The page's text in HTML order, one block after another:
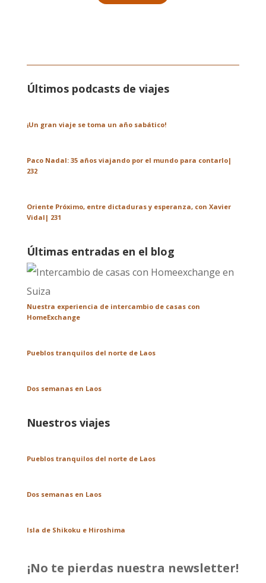
Últimos podcasts de viajes
¡Un gran viaje se toma un año sabático!
Paco Nadal: 35 años viajando por el mundo para contarlo|
232
Oriente Próximo, entre dictaduras y esperanza, con Xavier
Vidal| 231
Últimas entradas en el blog
Nuestra experiencia de intercambio de casas con
HomeExchange
Pueblos tranquilos del norte de Laos
Dos semanas en Laos
Nuestros viajes
Pueblos tranquilos del norte de Laos
Dos semanas en Laos
Isla de Shikoku e Hiroshima
¡No te pierdas nuestra newsletter!